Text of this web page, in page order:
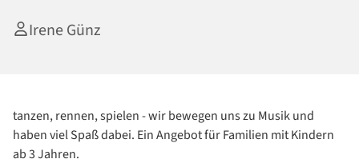
Irene Günz
tanzen, rennen, spielen - wir bewegen uns zu Musik und
haben viel Spaß dabei. Ein Angebot für Familien mit Kindern
ab 3 Jahren.